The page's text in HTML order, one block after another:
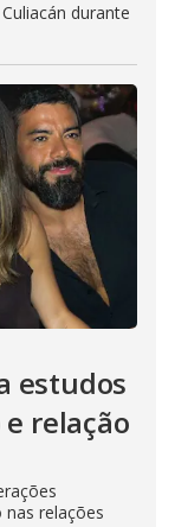
durante
estudos
relação
relações